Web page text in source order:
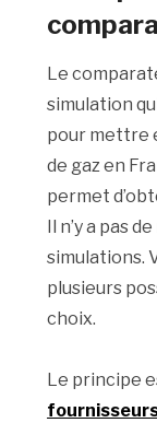
Le
simulation
pour mettre
de gaz en
permet
Il n’y a pas
simulations.
plusieurs
choix.
Le principe